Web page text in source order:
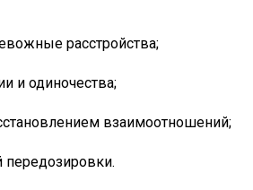
расстройства;
и одиночества;
взаимоотношений;
передозировки.